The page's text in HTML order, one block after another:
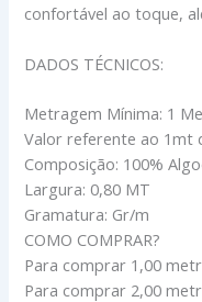
confortável ao toque,
DADOS TÉCNICOS:
Metragem Mínima: 1
Valor referente ao 1mt
Composição: 100%
Largura: 0,80 MT
Gramatura: Gr/m
COMO COMPRAR?
Para comprar 1,00
Para comprar 2,00